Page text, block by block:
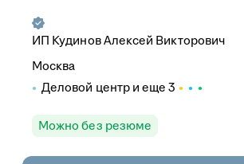
ИП Кудинов Алексей Викторович
Москва
Деловой центр и еще 3
Можно без резюме